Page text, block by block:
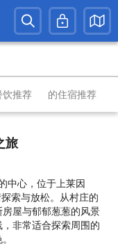
饮推荐 的住宿推荐
旅
中心，位于上莱因
索与放松。从村庄的
屋与郁郁葱葱的风景
非常适合探索周围的